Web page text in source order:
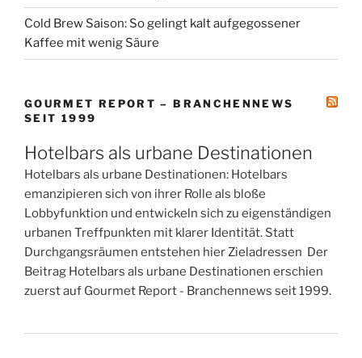
Cold Brew Saison: So gelingt kalt aufgegossener
Kaffee mit wenig Säure
GOURMET REPORT – BRANCHENNEWS
SEIT 1999
Hotelbars als urbane Destinationen
Hotelbars als urbane Destinationen: Hotelbars
emanzipieren sich von ihrer Rolle als bloße
Lobbyfunktion und entwickeln sich zu eigenständigen
urbanen Treffpunkten mit klarer Identität. Statt
Durchgangsräumen entstehen hier Zieladressen Der
Beitrag Hotelbars als urbane Destinationen erschien
zuerst auf Gourmet Report - Branchennews seit 1999.